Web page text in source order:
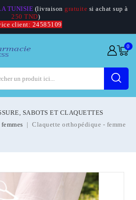
TUNISIE (livraison gratuite si achat sup à
250 TND)
client: 24585109
0
SABOTS ET CLAQUETTES
Claquette orthopédique - femme